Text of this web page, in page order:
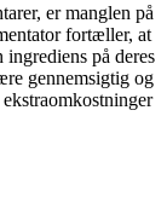
er manglen på
fortæller, at
på deres
gennemsigtig og